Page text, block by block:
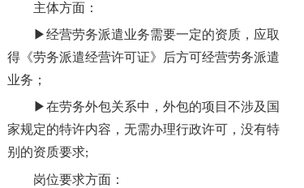
主体方面：
▶经营劳务派遣业务需要一定的资质，应取
得《劳务派遣经营许可证》后方可经营劳务派遣
业务；
▶在劳务外包关系中，外包的项目不涉及国
家规定的特许内容，无需办理行政许可，没有特
别的资质要求;
岗位要求方面：